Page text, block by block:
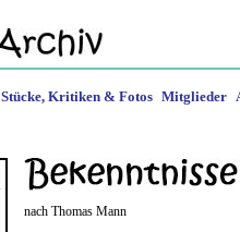
Stücke, Kritiken & Fotos Mitglieder
nach Thomas Mann